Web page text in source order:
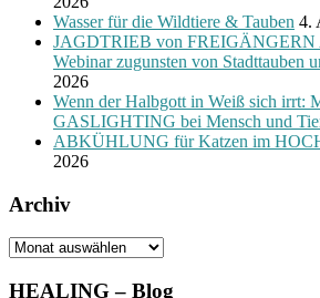
Wasser für die Wildtiere & Tauben 4.
JAGDTRIEB von
Webinar zugunsten von Stadttauben
2026
Wenn der Halbgott in Weiß sich irrt:
GASLIGHTING bei Mensch und
ABKÜHLUNG für Katzen im
2026
Archiv
Archiv
HEALING – Blog